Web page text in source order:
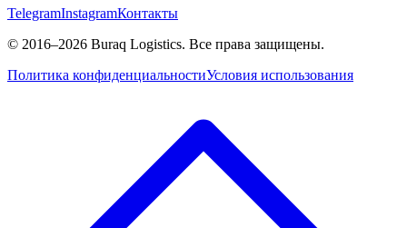
TelegramInstagramКонтакты
© 2016–2026 Buraq Logistics. Все права защищены.
Политика конфиденциальностиУсловия использования